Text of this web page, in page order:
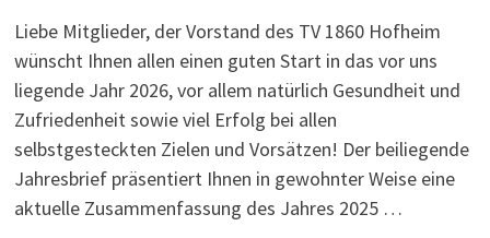
Liebe Mitglieder, der Vorstand des TV 1860 Hofheim
wünscht Ihnen allen einen guten Start in das vor uns
liegende Jahr 2026, vor allem natürlich Gesundheit und
Zufriedenheit sowie viel Erfolg bei allen
selbstgesteckten Zielen und Vorsätzen! Der beiliegende
Jahresbrief präsentiert Ihnen in gewohnter Weise eine
aktuelle Zusammenfassung des Jahres 2025 …